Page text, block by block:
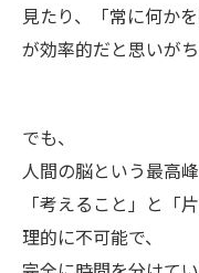
見たり、「常に何か
が効率的だと思いが
でも、
人間の脳という最高
「考えること」と「
理的に不可能で、